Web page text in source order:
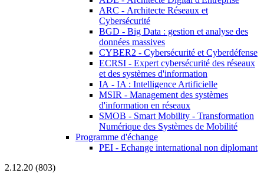
ARC - Architecte Réseaux et
Cybersécurité
BGD - Big Data : gestion et analyse des
données massives
CYBER2 - Cybersécurité et Cyberdéfense
ECRSI - Expert cybersécurité des réseaux
et des systèmes d'information
IA - IA : Intelligence Artificielle
MSIR - Management des systèmes
d'information en réseaux
SMOB - Smart Mobility - Transformation
Numérique des Systèmes de Mobilité
Programme d'échange
PEI - Echange international non diplomant
2.12.20 (803)